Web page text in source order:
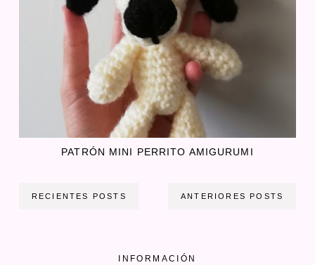
PATRÓN MINI PERRITO AMIGURUMI
RECIENTES POSTS ANTERIORES POSTS
INFORMACIÓN